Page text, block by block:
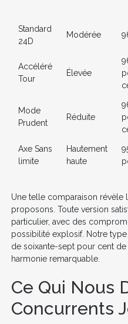
Standard
24D
Modérée
Accéléré
Tour
Élevée
Mode
Prudent
Réduite
Axe Sans
limite
Hautement
haute
Une telle comparaison révèle
proposons. Toute version
particulier, avec des
possibilité explosif. Notre
de soixante-sept pour cent
harmonie remarquable.
Ce Qui Nous
Concurrents